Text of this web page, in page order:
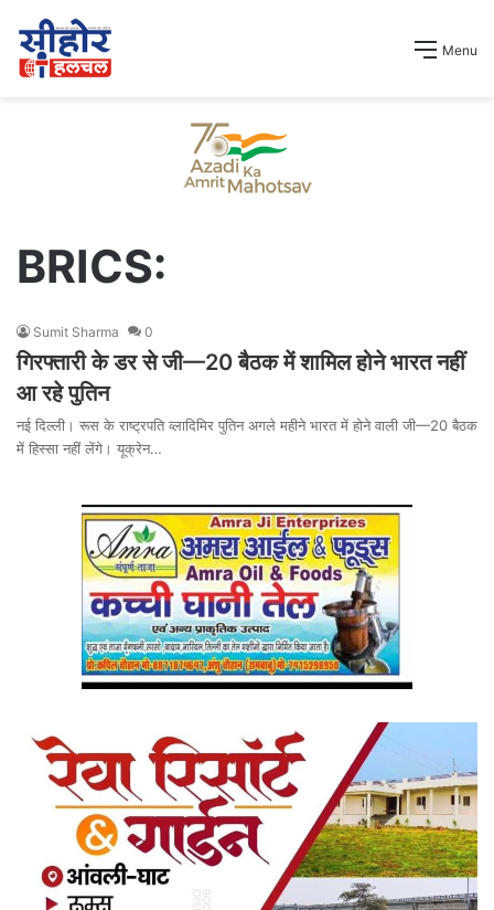
Menu
BRICS:
Sumit Sharma 0
गिरफ्तारी के डर से जी—20 बैठक में शामिल होने भारत नहीं
आ रहे पुतिन
नई दिल्ली। रूस के राष्ट्रपति व्लादिमिर पुतिन अगले महीने भारत में होने वाली जी—20 बैठक
में हिस्सा नहीं लेंगे। यूक्रेन…